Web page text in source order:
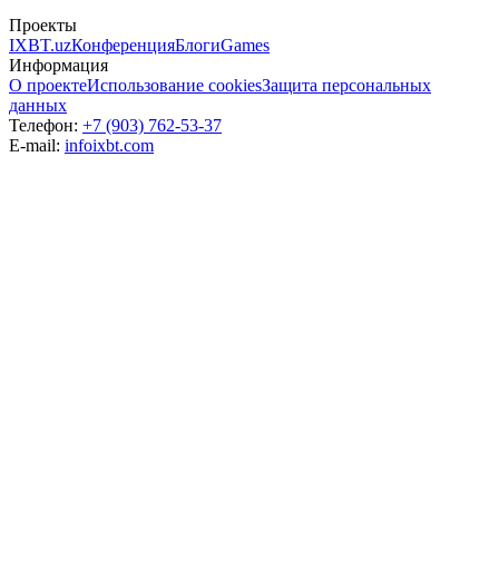
Проекты
IXBT.uzКонференцияБлогиGames
Информация
О проектеИспользование cookiesЗащита персональных
данных
Телефон: +7 (903) 762-53-37
E-mail: infoixbt.com